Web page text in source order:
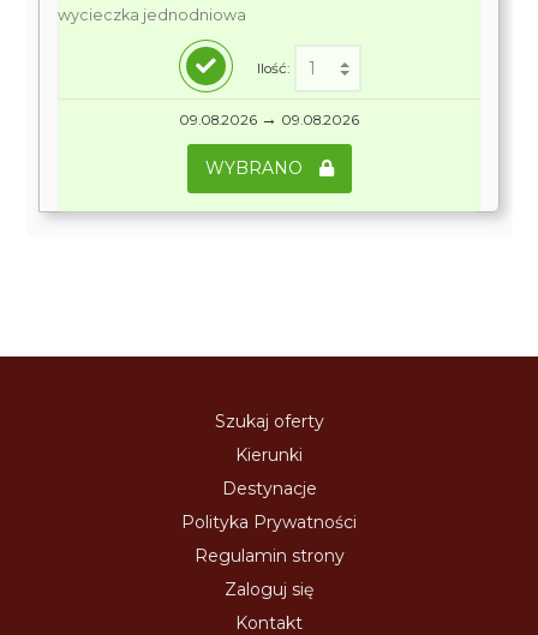
wycieczka jednodniowa
Ilość:
09.08.2026 → 09.08.2026
WYBRANO
Szukaj oferty
Kierunki
Destynacje
Polityka Prywatności
Regulamin strony
Zaloguj się
Kontakt